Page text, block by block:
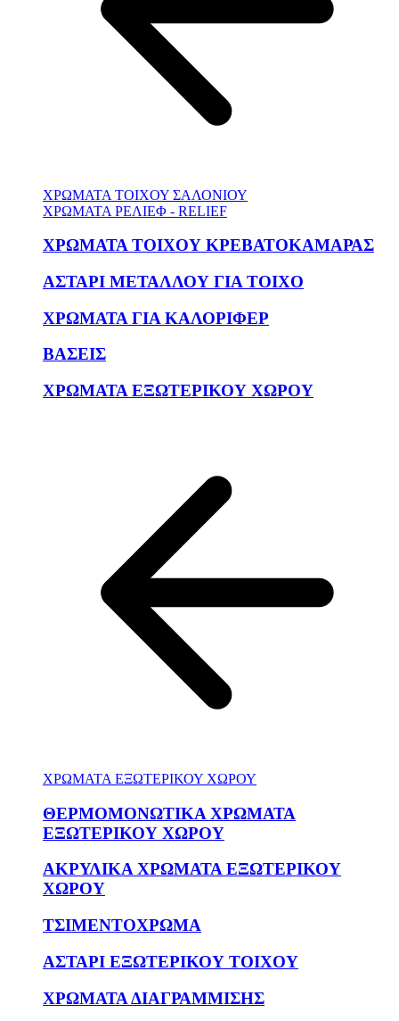
ΧΡΩΜΑΤΑ ΤΟΙΧΟΥ ΣΑΛΟΝΙΟΥ
ΧΡΩΜΑΤΑ ΡΕΛΙΕΦ - RELIEF
ΧΡΩΜΑΤΑ ΤΟΙΧΟΥ ΚΡΕΒΑΤΟΚΑΜΑΡΑΣ
ΑΣΤΑΡΙ ΜΕΤΑΛΛΟΥ ΓΙΑ ΤΟΙΧΟ
ΧΡΩΜΑΤΑ ΓΙΑ ΚΑΛΟΡΙΦΕΡ
ΒΑΣΕΙΣ
ΧΡΩΜΑΤΑ ΕΞΩΤΕΡΙΚΟΥ ΧΩΡΟΥ
ΧΡΩΜΑΤΑ ΕΞΩΤΕΡΙΚΟΥ ΧΩΡΟΥ
ΘΕΡΜΟΜΟΝΩΤΙΚΑ ΧΡΩΜΑΤΑ
ΕΞΩΤΕΡΙΚΟΥ ΧΩΡΟΥ
ΑΚΡΥΛΙΚΑ ΧΡΩΜΑΤΑ ΕΞΩΤΕΡΙΚΟΥ
ΧΩΡΟΥ
ΤΣΙΜΕΝΤΟΧΡΩΜΑ
ΑΣΤΑΡΙ ΕΞΩΤΕΡΙΚΟΥ ΤΟΙΧΟΥ
ΧΡΩΜΑΤΑ ΔΙΑΓΡΑΜΜΙΣΗΣ